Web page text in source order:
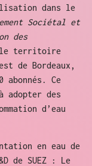
dans le
Sociétal et
des
le territoire
de Bordeaux,
abonnés. Ce
des
d’eau
en eau de
de SUEZ : Le